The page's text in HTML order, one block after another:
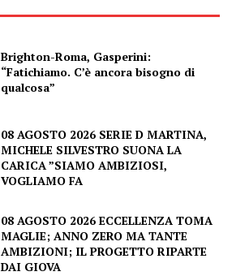
Brighton-Roma, Gasperini:
“Fatichiamo. C’è ancora bisogno di
qualcosa”
08 AGOSTO 2026 SERIE D MARTINA,
MICHELE SILVESTRO SUONA LA
CARICA ”SIAMO AMBIZIOSI,
VOGLIAMO FA
08 AGOSTO 2026 ECCELLENZA TOMA
MAGLIE; ANNO ZERO MA TANTE
AMBIZIONI; IL PROGETTO RIPARTE
DAI GIOVA